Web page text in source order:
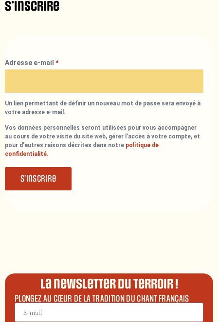
S’inscrire
Adresse e-mail *
Un lien permettant de définir un nouveau mot de passe sera envoyé à
votre adresse e-mail.
Vos données personnelles seront utilisées pour vous accompagner
au cours de votre visite du site web, gérer l’accès à votre compte, et
pour d’autres raisons décrites dans notre politique de
confidentialité.
S’inscrire
La newsletter du terroir !
PLONGEZ AU CŒUR DE LA TRADITION DU CHANT FRANÇAIS